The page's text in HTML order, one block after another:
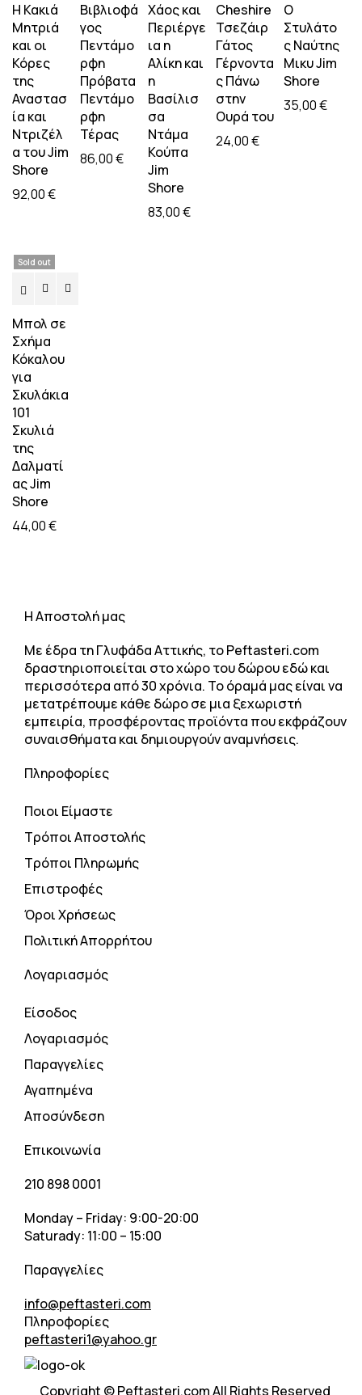
Η Κακιά
Μητριά
και οι
Κόρες
της
Αναστασ
ία και
Ντριζέλ
α του Jim
Shore
92,00€
Bιβλιοφά
γος
Πεντάμο
ρφη
Πρόβατα
Πεντάμο
ρφη
Τέρας
86,00€
Χάος και
Περιέργε
ια η
Αλίκη και
η
Βασίλισ
σα
Ντάμα
Κούπα
Jim
Shore
83,00€
Cheshire
Τσεζάιρ
Γάτος
Γέρνοντα
ς Πάνω
στην
Ουρά του
24,00€
Ο
Στυλάτο
ς Ναύτης
Μικυ Jim
Shore
35,00€
Sold out
Μπολ σε
Σχήμα
Κόκαλου
για
Σκυλάκια
101
Σκυλιά
της
Δαλματί
ας Jim
Shore
44,00€
H Αποστολή μας
Με έδρα τη Γλυφάδα Αττικής, το Peftasteri.com
δραστηριοποιείται στο χώρο του δώρου εδώ και
περισσότερα από 30 χρόνια. Το όραμά μας είναι να
μετατρέπουμε κάθε δώρο σε μια ξεχωριστή
εμπειρία, προσφέροντας προϊόντα που εκφράζουν
συναισθήματα και δημιουργούν αναμνήσεις.
Πληροφορίες
Ποιοι Είμαστε
Τρόποι Αποστολής
Τρόποι Πληρωμής
Επιστροφές
Όροι Χρήσεως
Πολιτική Απορρήτου
Λογαριασμός
Είσοδος
Λογαριασμός
Παραγγελίες
Αγαπημένα
Αποσύνδεση
Επικοινωνία
210 898 0001
Monday – Friday: 9:00-20:00
Saturady: 11:00 – 15:00
Παραγγελίες
info@peftasteri.com
Πληροφορίες
peftasteri1@yahoo.gr
Copyright © Peftasteri.com All Rights Reserved